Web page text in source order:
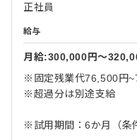
正社員
給与
月給:300,000円〜
※固定残業代76,500円
※超過分は別途支給
※試用期間：6か月（条